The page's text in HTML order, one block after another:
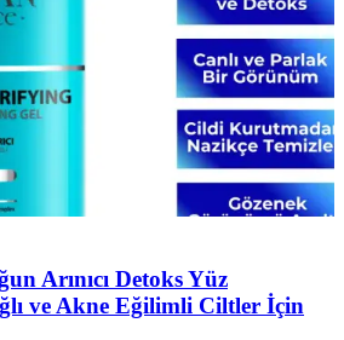
Arınıcı Detoks Yüz
ve Akne Eğilimli Ciltler İçin